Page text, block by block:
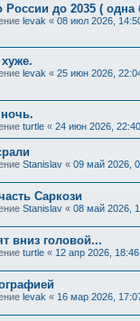
России до 2035 ( одна
levak « 08 июл 2026,
levak « 25 июн 2026,
turtle « 24 июн 2026, 22:40
Stanislav « 09 май 2026,
Саркози
Stanislav « 08 май 2026,
вниз головой...
turtle « 12 апр 2026, 18:46
levak « 16 мар 2026,